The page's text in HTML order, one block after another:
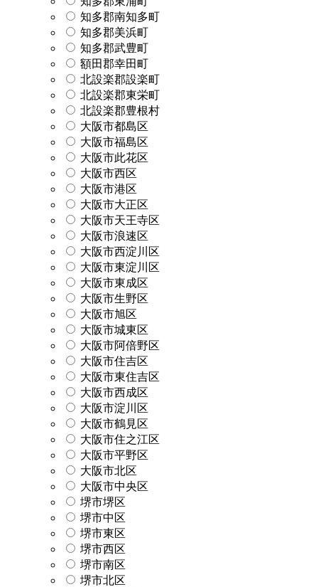
知多郡南知多町
知多郡美浜町
知多郡武豊町
額田郡幸田町
北設楽郡設楽町
北設楽郡東栄町
北設楽郡豊根村
大阪市都島区
大阪市福島区
大阪市此花区
大阪市西区
大阪市港区
大阪市大正区
大阪市天王寺区
大阪市浪速区
大阪市西淀川区
大阪市東淀川区
大阪市東成区
大阪市生野区
大阪市旭区
大阪市城東区
大阪市阿倍野区
大阪市住吉区
大阪市東住吉区
大阪市西成区
大阪市淀川区
大阪市鶴見区
大阪市住之江区
大阪市平野区
大阪市北区
大阪市中央区
堺市堺区
堺市中区
堺市東区
堺市西区
堺市南区
堺市北区